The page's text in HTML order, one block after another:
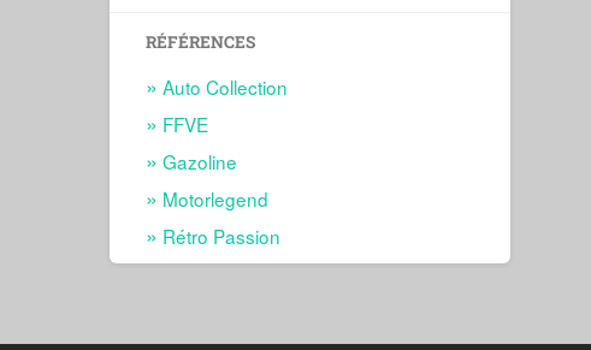
RÉFÉRENCES
Auto Collection
FFVE
Gazoline
Motorlegend
Rétro Passion